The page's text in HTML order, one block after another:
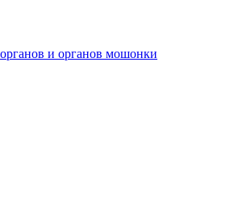
и органов мошонки